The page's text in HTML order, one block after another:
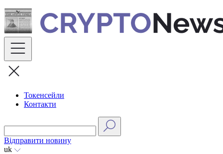
Skip
to
content
Токенсейли
Контакти
Відправити новину
uk